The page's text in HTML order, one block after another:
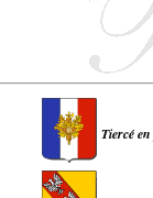
Tiercé